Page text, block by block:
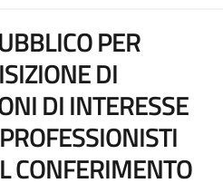
PER
DI
DI INTERESSE
CONFERIMENTO